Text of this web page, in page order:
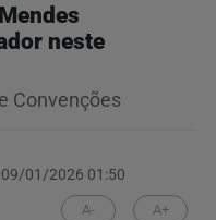
neste
Convenções
09/01/2026 01:50
A- A+